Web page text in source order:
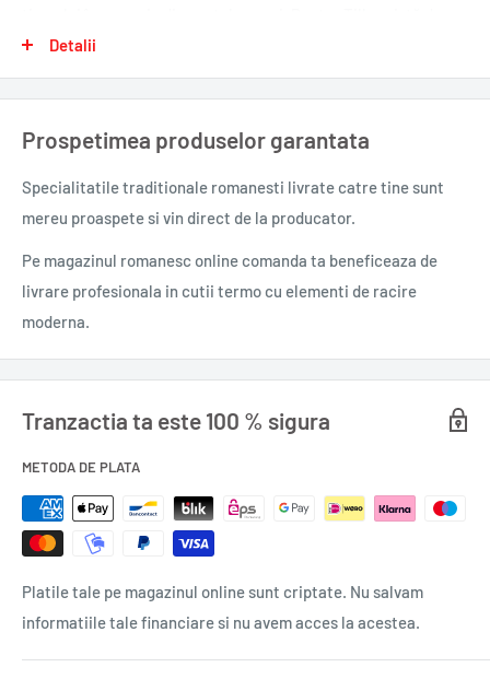
o călătorie în timp pe care ar dori s-o facă: să călătorească
înapoi, la petrecerea ei de șase ani. Atunci a mâncat brioșe pe
săturate, dar, mai ales, mama ei era încă aici.
merg bine! Tatăl lui Tilly rămâne blocat în trecut și doar ea îl
poate salva… O să-l aducă înapoi la timp pentru ceaiul de
după-amiază?
Tip coperta: cartonata
Autor: Adrian Edmondson
Traducator: Iuliana Voicu
ISBN: 978-606-009-110-3
Format: 145X215
Cod: A1558
0,300 gr.
Detalii
Prospetimea produselor garantata
Specialitatile traditionale romanesti livrate catre tine sunt
mereu proaspete si vin direct de la producator.
Pe magazinul romanesc online comanda ta beneficeaza de
livrare profesionala in cutii termo cu elementi de racire
moderna.
Tranzactia ta este 100 % sigura
METODA DE PLATA
Platile tale pe magazinul online sunt criptate. Nu salvam
informatiile tale financiare si nu avem acces la acestea.